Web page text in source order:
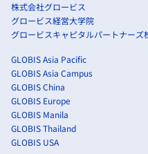
株式会社グロービス
グロービス経営大学院
グロービスキャピタルパートナーズ
GLOBIS Asia Pacific
GLOBIS Asia Campus
GLOBIS China
GLOBIS Europe
GLOBIS Manila
GLOBIS Thailand
GLOBIS USA